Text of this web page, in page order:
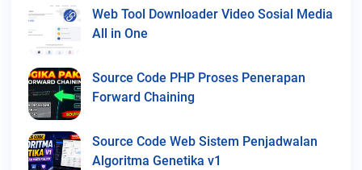
Web Tool Downloader Video Sosial Media
All in One
Source Code PHP Proses Penerapan
Forward Chaining
Source Code Web Sistem Penjadwalan
Algoritma Genetika v1